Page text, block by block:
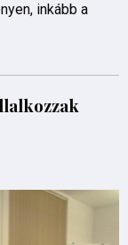
inkább a